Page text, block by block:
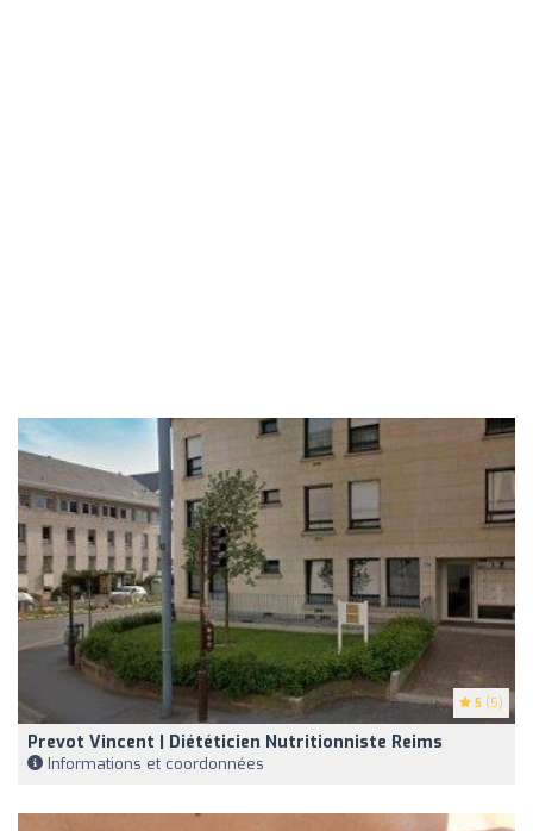
5 (5)
Prevot Vincent | Diététicien Nutritionniste Reims
Informations et coordonnées